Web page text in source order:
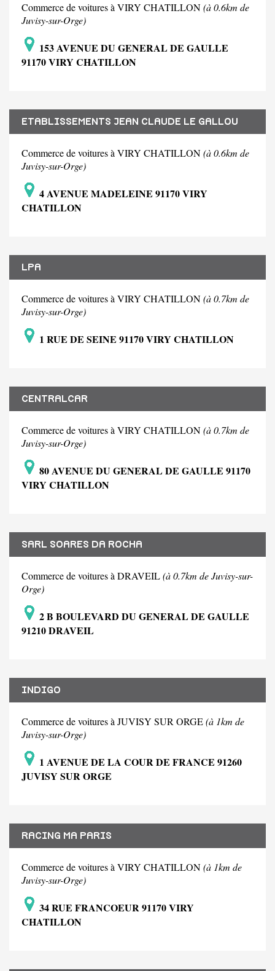
Commerce de voitures à VIRY CHATILLON(à 0.6km de
Juvisy-sur-Orge)
153 AVENUE DU GENERAL DE GAULLE
91170 VIRY CHATILLON
ETABLISSEMENTS JEAN CLAUDE LE GALLOU
Commerce de voitures à VIRY CHATILLON(à 0.6km de
Juvisy-sur-Orge)
4 AVENUE MADELEINE 91170 VIRY
CHATILLON
LPA
Commerce de voitures à VIRY CHATILLON(à 0.7km de
Juvisy-sur-Orge)
1 RUE DE SEINE 91170 VIRY CHATILLON
CENTRALCAR
Commerce de voitures à VIRY CHATILLON(à 0.7km de
Juvisy-sur-Orge)
80 AVENUE DU GENERAL DE GAULLE 91170
VIRY CHATILLON
SARL SOARES DA ROCHA
Commerce de voitures à DRAVEIL(à 0.7km de Juvisy-sur-
Orge)
2 B BOULEVARD DU GENERAL DE GAULLE
91210 DRAVEIL
INDIGO
Commerce de voitures à JUVISY SUR ORGE(à 1km de
Juvisy-sur-Orge)
1 AVENUE DE LA COUR DE FRANCE 91260
JUVISY SUR ORGE
RACING MA PARIS
Commerce de voitures à VIRY CHATILLON(à 1km de
Juvisy-sur-Orge)
34 RUE FRANCOEUR 91170 VIRY
CHATILLON